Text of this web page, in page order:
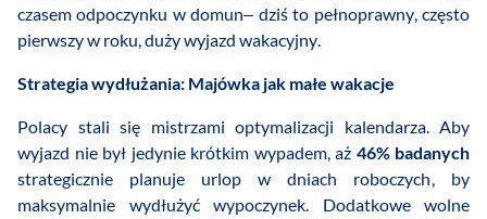
czasem odpoczynku w domun– dziś to pełnoprawny, często
pierwszy w roku, duży wyjazd wakacyjny.
Strategia wydłużania: Majówka jak małe wakacje
Polacy stali się mistrzami optymalizacji kalendarza. Aby
wyjazd nie był jedynie krótkim wypadem, aż 46% badanych
strategicznie planuje urlop w dniach roboczych, by
maksymalnie wydłużyć wypoczynek. Dodatkowe wolne